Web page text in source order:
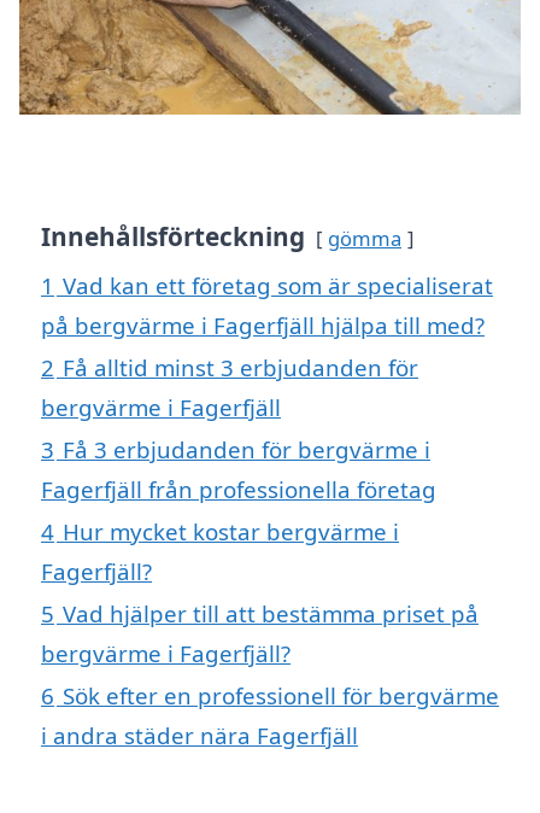
Innehållsförteckning gömma
1 Vad kan ett företag som är specialiserat
på bergvärme i Fagerfjäll hjälpa till med?
2 Få alltid minst 3 erbjudanden för
bergvärme i Fagerfjäll
3 Få 3 erbjudanden för bergvärme i
Fagerfjäll från professionella företag
4 Hur mycket kostar bergvärme i
Fagerfjäll?
5 Vad hjälper till att bestämma priset på
bergvärme i Fagerfjäll?
6 Sök efter en professionell för bergvärme
i andra städer nära Fagerfjäll